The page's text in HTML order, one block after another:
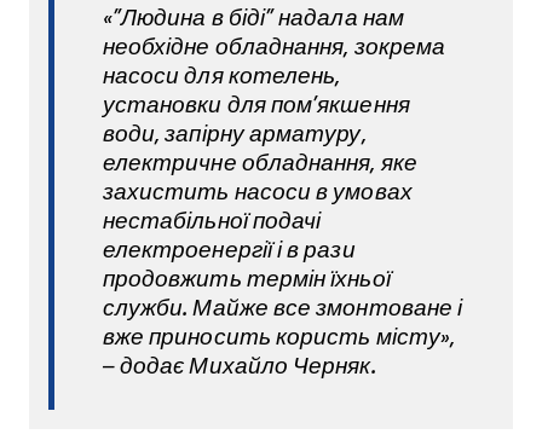
«”Людина в біді” надала нам
необхідне обладнання, зокрема
насоси для котелень,
установки для пом’якшення
води, запірну арматуру,
електричне обладнання, яке
захистить насоси в умовах
нестабільної подачі
електроенергії і в рази
продовжить термін їхньої
служби. Майже все змонтоване і
вже приносить користь місту»,
– додає Михайло Черняк.